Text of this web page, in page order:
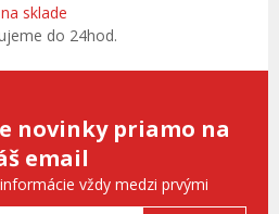
sklade
do 24hod.
novinky priamo na
email
vždy medzi prvými